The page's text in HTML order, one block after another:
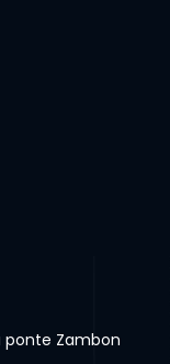
ponte Zambon